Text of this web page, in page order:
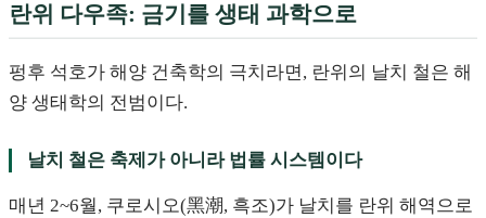
란위 다우족: 금기를 생태 과학으로
펑후 석호가 해양 건축학의 극치라면, 란위의 날치 철은 해
양 생태학의 전범이다.
날치 철은 축제가 아니라 법률 시스템이다
매년 2~6월, 쿠로시오(黑潮, 흑조)가 날치를 란위 해역으로